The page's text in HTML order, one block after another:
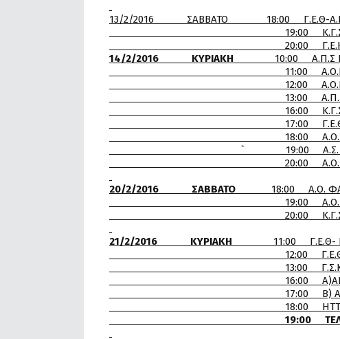
13/2/2016 ΣΑΒΒΑΤΟ 18:00
19:00 Κ.Γ.Σ-Α.Ο.Π.
20:00 Γ.Ε.Κ-Α.Ο.
14/2/2016 ΚΥΡΙΑΚΗ 10:00
11:00 Α.Ο.Π.Κ
12:00 Α.Ο.Π.Κ ΔΕΚΑΘΛΟ-
13:00 Α.Π.Σ ΟΙ
16:00 Κ.Γ.Σ-
17:00 Γ.Ε.Θ-
18:00 Α.Ο. ΦΑΙΑΞ
` 19:00 Α.Σ. ΑΤΛΑΣ-
20:00 Α.Ο.Π.Κ ΤΟ
20/2/2016 ΣΑΒΒΑΤΟ 18:00 Α.Ο.
19:00 Α.Ο. ΦΑΙΑΞ-
20:00 Κ.Γ.Σ-
21/2/2016 ΚΥΡΙΑΚΗ 11:00
12:00 Γ.Ε.Θ-
13:00 Γ.Σ.Κ
16:00 Α)ΑΓΩΝΑΣ Α’ Α’
17:00 Β) ΑΓΩΝΑΣ Α’ Β’
18:00 ΗΤΤΗΜΕΝΟΙ Α
19:00